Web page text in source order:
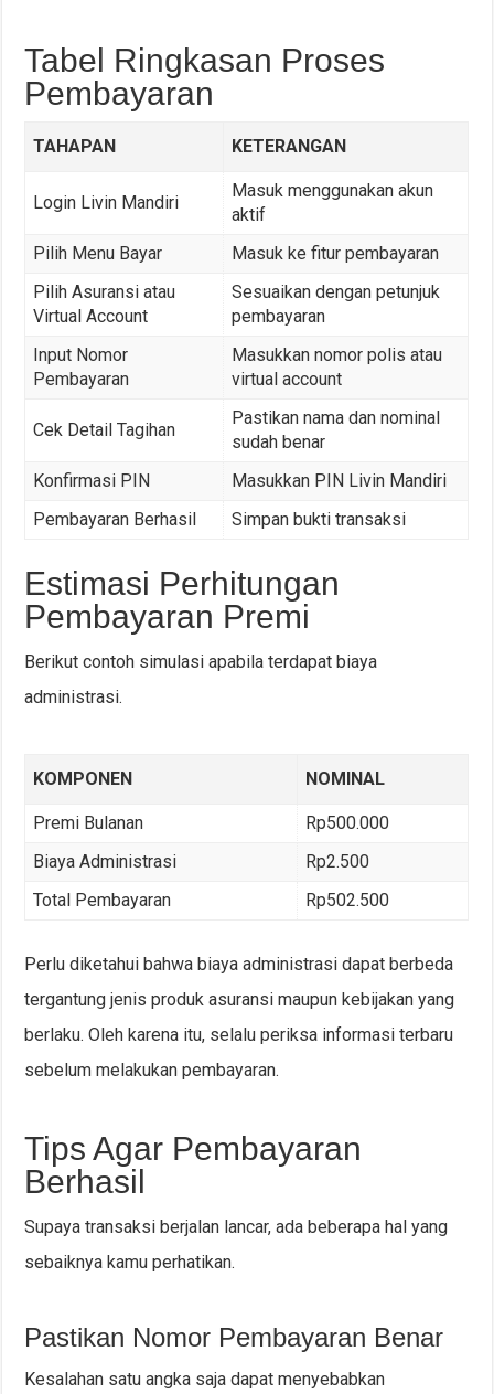
Tabel Ringkasan Proses
Pembayaran
TAHAPAN KETERANGAN
Login Livin Mandiri
Masuk menggunakan akun
aktif
Pilih Menu Bayar
Masuk ke fitur pembayaran
Pilih Asuransi atau
Virtual Account
Sesuaikan dengan petunjuk
pembayaran
Input Nomor
Pembayaran
Masukkan nomor polis atau
virtual account
Cek Detail Tagihan
Pastikan nama dan nominal
sudah benar
Konfirmasi PIN
Masukkan PIN Livin Mandiri
Pembayaran Berhasil
Simpan bukti transaksi
Estimasi Perhitungan
Pembayaran Premi
Berikut contoh simulasi apabila terdapat biaya
administrasi.
KOMPONEN NOMINAL
Premi Bulanan
Rp500.000
Biaya Administrasi
Rp2.500
Total Pembayaran
Rp502.500
Perlu diketahui bahwa biaya administrasi dapat berbeda
tergantung jenis produk asuransi maupun kebijakan yang
berlaku. Oleh karena itu, selalu periksa informasi terbaru
sebelum melakukan pembayaran.
Tips Agar Pembayaran
Berhasil
Supaya transaksi berjalan lancar, ada beberapa hal yang
sebaiknya kamu perhatikan.
Pastikan Nomor Pembayaran Benar
Kesalahan satu angka saja dapat menyebabkan